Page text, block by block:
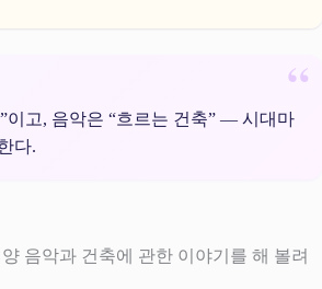
이고, 음악은 “흐르는 건축” — 시대마
다.
음악과 건축에 관한 이야기를 해 볼려